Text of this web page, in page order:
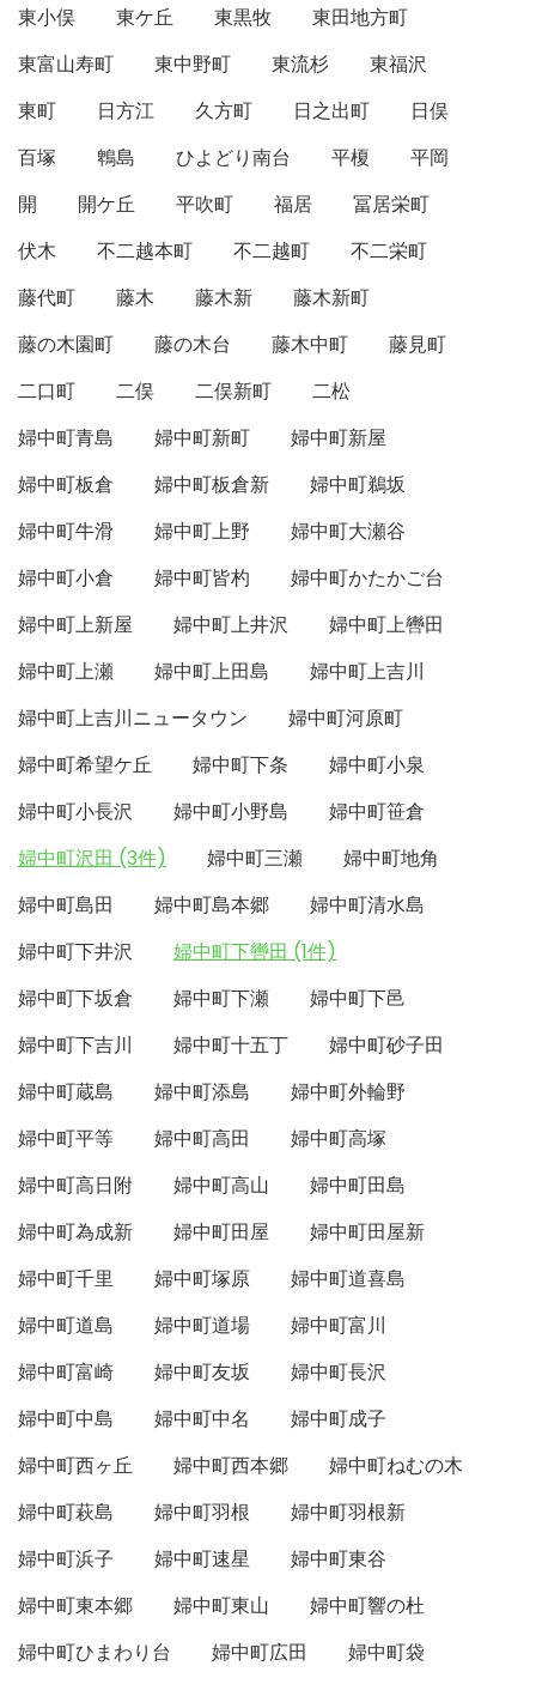
東小俣 東ケ丘 東黒牧
東田地方町
東富山寿町
東中野町 東流杉
東福沢
東町
日方江 久方町 日之出町
日俣
百塚
鵯島 ひよどり南台 平榎
平岡
開
開ケ丘 平吹町 福居
冨居栄町
伏木
不二越本町 不二越町
不二栄町
藤代町
藤木 藤木新
藤木新町
藤の木園町
藤の木台 藤木中町
藤見町
二口町
二俣 二俣新町
二松
婦中町青島
婦中町新町
婦中町新屋
婦中町板倉
婦中町板倉新
婦中町鵜坂
婦中町牛滑
婦中町上野
婦中町大瀬谷
婦中町小倉
婦中町皆杓
婦中町かたかご台
婦中町上新屋
婦中町上井沢
婦中町上轡田
婦中町上瀬
婦中町上田島
婦中町上吉川
婦中町上吉川ニュータウン
婦中町河原町
婦中町希望ケ丘
婦中町下条
婦中町小泉
婦中町小長沢
婦中町小野島
婦中町笹倉
婦中町沢田 (3件)
婦中町三瀬
婦中町地角
婦中町島田
婦中町島本郷
婦中町清水島
婦中町下井沢
婦中町下轡田 (1件)
婦中町下坂倉
婦中町下瀬
婦中町下邑
婦中町下吉川
婦中町十五丁
婦中町砂子田
婦中町蔵島
婦中町添島
婦中町外輪野
婦中町平等
婦中町高田
婦中町高塚
婦中町高日附
婦中町高山
婦中町田島
婦中町為成新
婦中町田屋
婦中町田屋新
婦中町千里
婦中町塚原
婦中町道喜島
婦中町道島
婦中町道場
婦中町富川
婦中町富崎
婦中町友坂
婦中町長沢
婦中町中島
婦中町中名
婦中町成子
婦中町西ヶ丘
婦中町西本郷
婦中町ねむの木
婦中町萩島
婦中町羽根
婦中町羽根新
婦中町浜子
婦中町速星
婦中町東谷
婦中町東本郷
婦中町東山
婦中町響の杜
婦中町ひまわり台
婦中町広田
婦中町袋